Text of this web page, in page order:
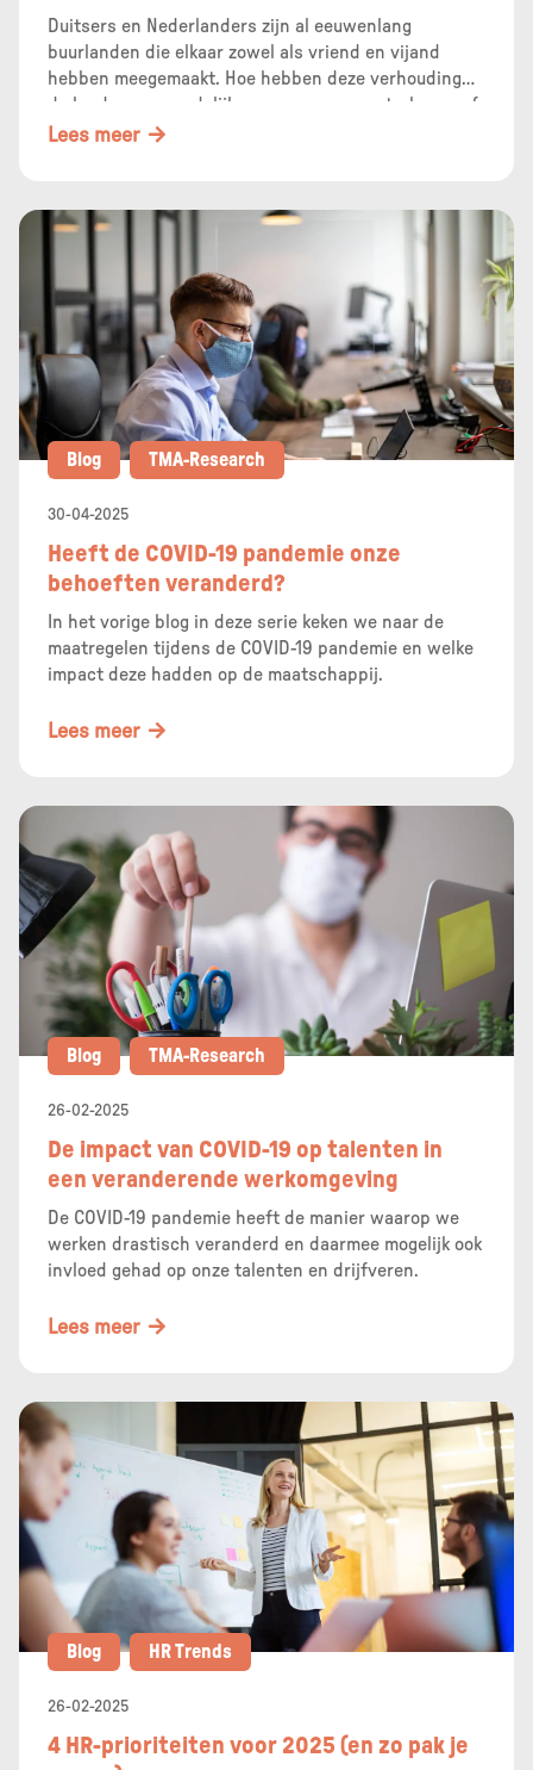
Duitsers en Nederlanders zijn al eeuwenlang
buurlanden die elkaar zowel als vriend en vijand
hebben meegemaakt. Hoe hebben deze verhoudingen
de landen gevormd, lijken we op onze oosterburen of
zijn we juist heel verschillend? TMA onderzocht het!
Lees meer
30-04-2025
Heeft de COVID-19 pandemie onze
behoeften veranderd?
In het vorige blog in deze serie keken we naar de
maatregelen tijdens de COVID-19 pandemie en welke
impact deze hadden op de maatschappij.
Lees meer
Blog TMA-Research
26-02-2025
De impact van COVID-19 op talenten in
een veranderende werkomgeving
De COVID-19 pandemie heeft de manier waarop we
werken drastisch veranderd en daarmee mogelijk ook
invloed gehad op onze talenten en drijfveren.
Lees meer
Blog TMA-Research
26-02-2025
4 HR-prioriteiten voor 2025 (en zo pak je
Blog HR Trends